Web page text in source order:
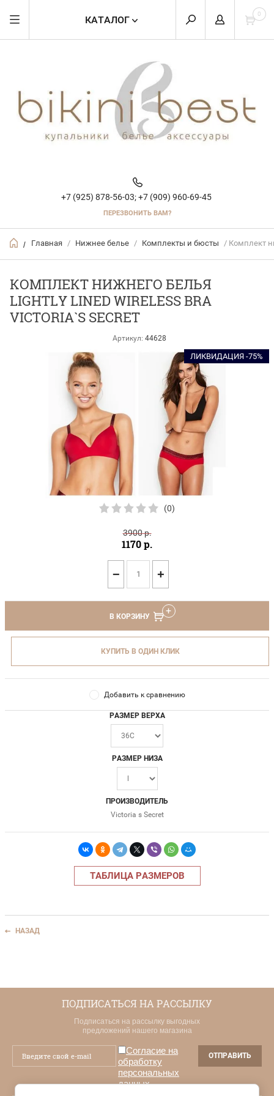
0
КАТАЛОГ
+7 (925) 878-56-03; +7 (909) 960-69-45
ПЕРЕЗВОНИТЬ ВАМ?
/ Главная / Нижнее белье / Комплекты и бюсты / Комплект
КОМПЛЕКТ НИЖНЕГО БЕЛЬЯ
LIGHTLY LINED WIRELESS BRA
VICTORIA`S SECRET
Артикул: 44628
ЛИКВИДАЦИЯ -75%
(0)
3900р.
1170р.
− +
В КОРЗИНУ
КУПИТЬ В ОДИН КЛИК
Добавить к сравнению
РАЗМЕР ВЕРХА
РАЗМЕР НИЗА
ПРОИЗВОДИТЕЛЬ
Victoria s Secret
ТАБЛИЦА РАЗМЕРОВ
НАЗАД
ПОДПИСАТЬСЯ НА РАССЫЛКУ
Подписаться на рассылку выгодных
предложений нашего магазина
Согласие на
обработку
персональных
данных
ОТПРАВИТЬ